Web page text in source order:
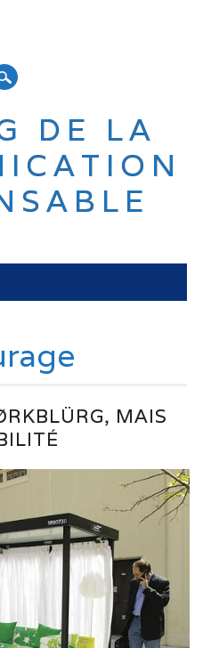
DE LA
MAIS